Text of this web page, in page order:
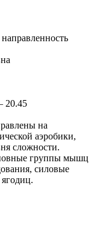
20.45
на
аэробики,
сложности.
группы мышц
силовые